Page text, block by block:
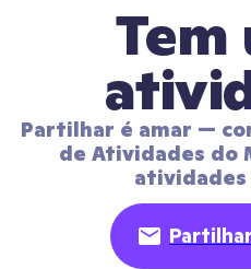
Tem
Partilhar é amar —
de Atividades do